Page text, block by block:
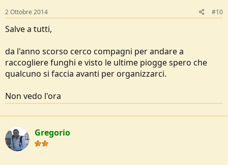
2 Ottobre 2014 #10
Salve a tutti,
da l'anno scorso cerco compagni per andare a
raccogliere funghi e visto le ultime piogge spero che
qualcuno si faccia avanti per organizzarci.
Non vedo l'ora
Gregorio